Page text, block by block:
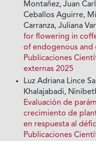
Montañez, Juan
Ceballos Aguirre,
Carranza, Juliana
for flowering in
of endogenous and
Publicaciones
externas 2025
Luz Adriana Lince
Khalajabadi,
Evaluación de
crecimiento de
en respuesta al
Publicaciones